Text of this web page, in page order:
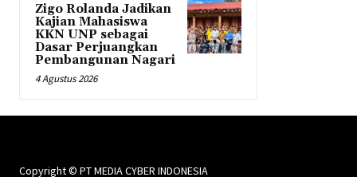
Zigo Rolanda Jadikan
Kajian Mahasiswa
KKN UNP sebagai
Dasar Perjuangkan
Pembangunan Nagari
4 Agustus 2026
Copyright © PT MEDIA CYBER INDONESIA